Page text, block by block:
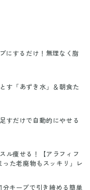
にするだけ！無理なく脂
す「あずき水」＆朝食た
すだけで自動的にやせる
ル痩せる！【アラフィフ
た老廃物もスッキリ」レ
キープで引き締める簡単